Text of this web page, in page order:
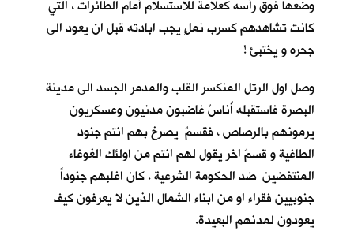
وضعها فوق رأسه كعلامة للاستسلام أمام الطائرات ، التي
كانت تشاهدهم كسرب نملٍ يجب ابادته قبل ان يعود الى
جحره و يختبئ !
وصل اول الرتل المنكسر القلب والمدمر الجسد الى مدينة
البصرة فاستقبله أُناسٌ غاضبون مدنيون وعسكريون
يرمونهم بالرصاص ، فقسمٌ يصرخ بهم انتم جنود
الطاغية و قسمٌ اخر يقول لهم انتم من اولئك الغوغاء
المنتفضين ضد الحكومة الشرعية . كان اغلبهم جنوداً
جنوبيين فقراء او من ابناء الشمال الذين لا يعرفون كيف
يعودون لمدنهم البعيدة.